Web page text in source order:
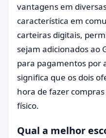
vantagens em
característica em
carteiras digitais,
sejam adicionados ao
para pagamentos por
significa que os dois
hora de fazer
físico.
Qual a melhor